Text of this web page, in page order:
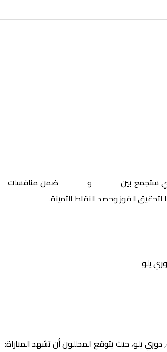
ستجمع بين و ضمن منافسات
الفوز وحصد النقاط الثمينة.
يلو
يلو، حيث يتوقع المحللون أن تشهد المباراة: